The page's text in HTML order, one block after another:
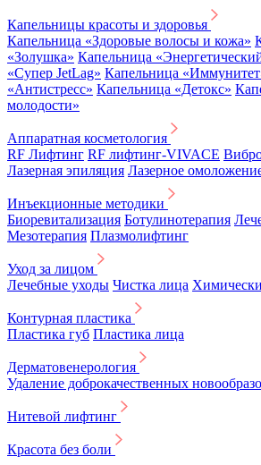
Капельницы красоты и здоровья
Капельница «Здоровые волосы и кожа»
«Золушка» Капельница
«Супер JetLag» Капельница
«Антистресс» Капельница «Детокс»
молодости»
Аппаратная косметология
RF Лифтинг RF лифтинг-VIVACE
Лазерная эпиляция Лазерное
Инъекционные методики
Биоревитализация Ботулинотерапия
Мезотерапия Плазмолифтинг
Уход за лицом
Лечебные уходы Чистка лица
Контурная пластика
Пластика губ Пластика лица
Дерматовенерология
Удаление доброкачественных
Нитевой лифтинг
Красота без боли